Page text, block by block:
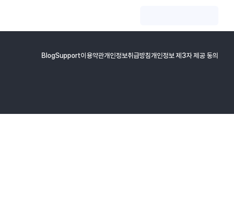
BlogSupport이용약관개인정보취급방침개인정보 제3자 제공 동의